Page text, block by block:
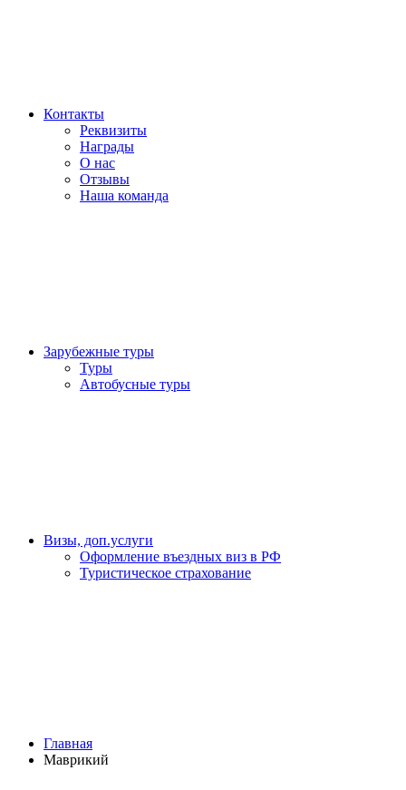
Контакты
Реквизиты
Награды
О нас
Отзывы
Наша команда
Зарубежные туры
Туры
Автобусные туры
Визы, доп.услуги
Оформление въездных виз в РФ
Туристическое страхование
Главная
Маврикий